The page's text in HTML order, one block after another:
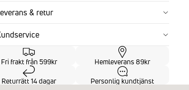
& retur
Fri frakt från 599kr Hemleverans 89kr
Returrätt 14 dagar Personlig kundtjänst